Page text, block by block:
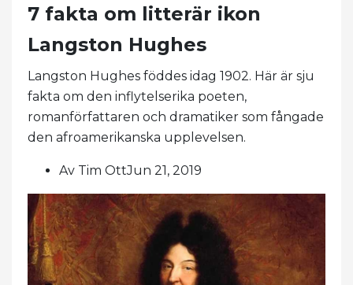
7 fakta om litterär ikon
Langston Hughes
Langston Hughes föddes idag 1902. Här är sju
fakta om den inflytelserika poeten,
romanförfattaren och dramatiker som fångade
den afroamerikanska upplevelsen.
Av Tim OttJun 21, 2019